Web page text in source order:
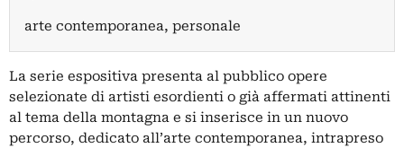
arte contemporanea, personale
La serie espositiva presenta al pubblico opere
selezionate di artisti esordienti o già affermati attinenti
al tema della montagna e si inserisce in un nuovo
percorso, dedicato all’arte contemporanea, intrapreso